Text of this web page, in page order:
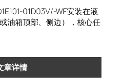
01D03V/-WF安装在液
油箱顶部、侧边），核心任
章详情